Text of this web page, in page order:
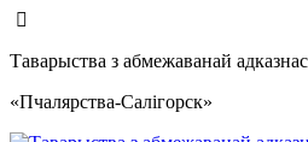
Таварыства з абмежаванай
«Пчалярства-Салiгорск»